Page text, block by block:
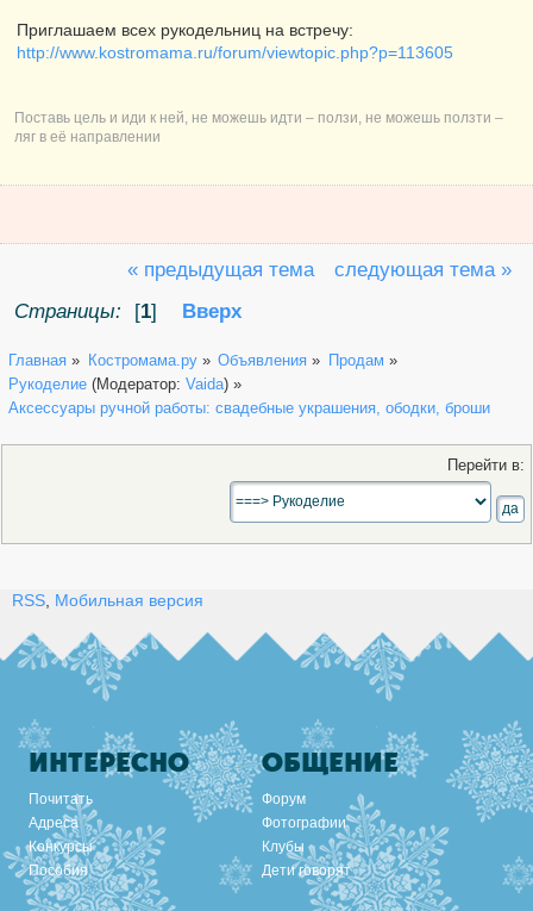
Председатель клуба "Чудеса рукоделия"
Приглашаем всех рукодельниц на встречу:
http://www.kostromama.ru/forum/viewtopic.php?p=113605
Поставь цель и иди к ней, не можешь идти – ползи, не можешь ползти –
ляг в её направлении
« предыдущая тема
следующая тема »
Страницы:
[1] Вверх
Главная » Костромама.ру» Объявления » Продам »
Рукоделие (Модератор: Vaida) »
Аксессуары ручной работы: свадебные украшения, ободки, броши
Перейти в:
RSS Мобильная версия
ИНТЕРЕСНО
Почитать
Адреса
Конкурсы
Пособия
ОБЩЕНИЕ
Форум
Фотографии
Клубы
Дети говорят